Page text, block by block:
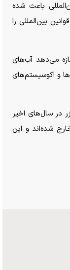
باعث شده
بین‌المللی را
می‌دهد آب‌های
و اکوسیستم‌های
در سال‌های اخیر
شده‌اند و این